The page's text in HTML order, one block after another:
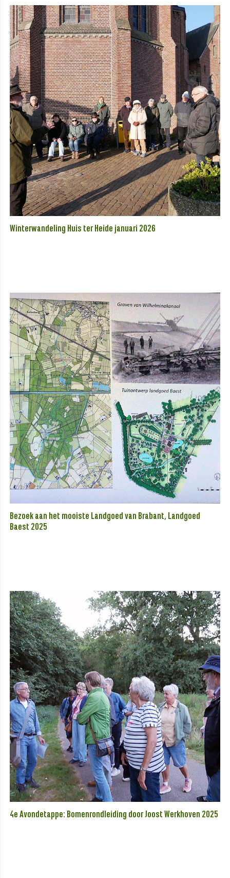
Winterwandeling Huis ter Heide januari 2026
Bezoek aan het mooiste Landgoed van Brabant, Landgoed
Baest 2025
4e Avondetappe: Bomenrondleiding door Joost Werkhoven 2025